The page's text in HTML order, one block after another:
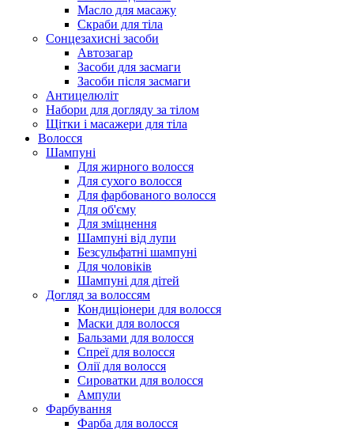
Масло для масажу
Скраби для тіла
Сонцезахисні засоби
Автозагар
Засоби для засмаги
Засоби після засмаги
Антицелюліт
Набори для догляду за тілом
Щітки і масажери для тіла
Волосся
Шампуні
Для жирного волосся
Для сухого волосся
Для фарбованого волосся
Для об'єму
Для зміцнення
Шампуні від лупи
Безсульфатні шампуні
Для чоловіків
Шампуні для дітей
Догляд за волоссям
Кондиціонери для волосся
Маски для волосся
Бальзами для волосся
Спреї для волосся
Олії для волосся
Сироватки для волосся
Ампули
Фарбування
Фарба для волосся